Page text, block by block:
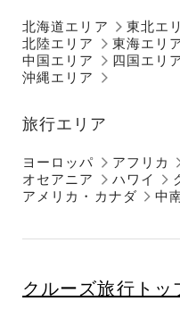
北海道エリア 東北エ
北陸エリア
東海エリ
中国エリア
四国エリ
沖縄エリア
旅行エリア
ヨーロッパ アフリカ
オセアニア
ハワイ
アメリカ・カナダ
中
クルーズ旅行トッ